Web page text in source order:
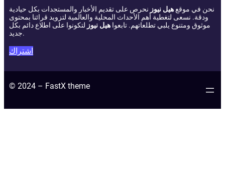
نحن في موقعهيل نيوز نحرص على تقديم الأخبار والمستجدات بكل حيادية
ودقة. نسعى لتغطية أهم الأحداث المحلية والعالمية لتزويد قرائنا بمحتوى
موثوق ومتنوع يلبي تطلعاتهم. تابعوا هيل نيوز لتكونوا على اطلاع دائم بكل
جديد.
اشتراك
© 2024 – FastX theme